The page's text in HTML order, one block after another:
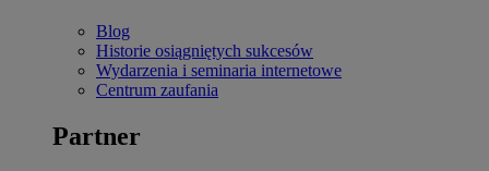
Blog
Historie osiągniętych sukcesów
Wydarzenia i seminaria internetowe
Centrum zaufania
Partner